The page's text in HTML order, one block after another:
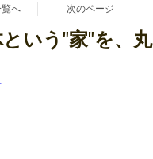
へ 次のページ
いう"家"を、